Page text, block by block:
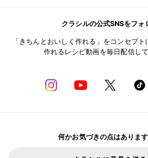
クラシルの公式SNSをフォ
「きちんとおいしく作れる」をコンセプト
作れるレシピ動画を毎日配信して
何かお気づきの点はありま